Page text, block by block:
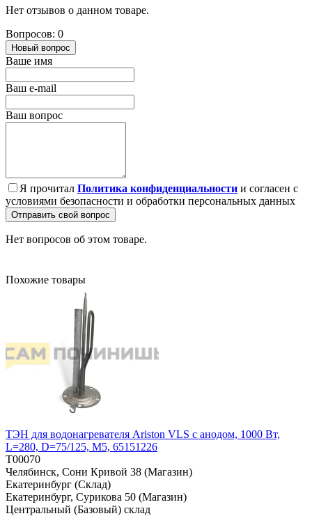
Нет отзывов о данном товаре.
Вопросов: 0
Новый вопрос
Ваше имя
Ваш e-mail
Ваш вопрос
Я прочитал Политика конфиденциальности и согласен с
условиями безопасности и обработки персональных данных
Отправить свой вопрос
Нет вопросов об этом товаре.
Похожие товары
ТЭН для водонагревателя Ariston VLS с анодом, 1000 Вт,
L=280, D=75/125, M5, 65151226
T00070
Челябинск, Сони Кривой 38 (Магазин)
Екатеринбург (Склад)
Екатеринбург, Сурикова 50 (Магазин)
Центральный (Базовый) склад